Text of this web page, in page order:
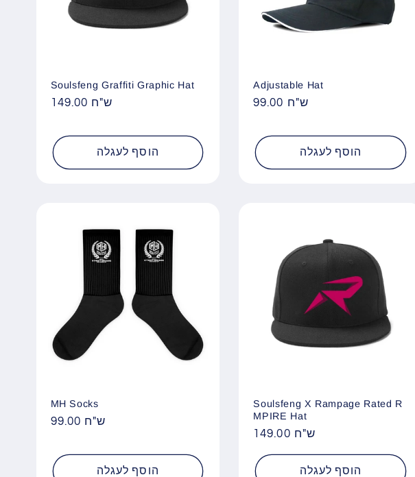
Soulsfeng Graffiti Graphic Hat
מחיר
149.00 ש"ח
הוסף לעגלה
Adjustable Hat
מחיר 99.00 ש"ח
הוסף לעגלה
MH Socks
מחיר 99.00 ש"ח
הוסף לעגלה
Soulsfeng X Rampage Rated R
MPIRE Hat
מחיר
149.00 ש"ח
הוסף לעגלה